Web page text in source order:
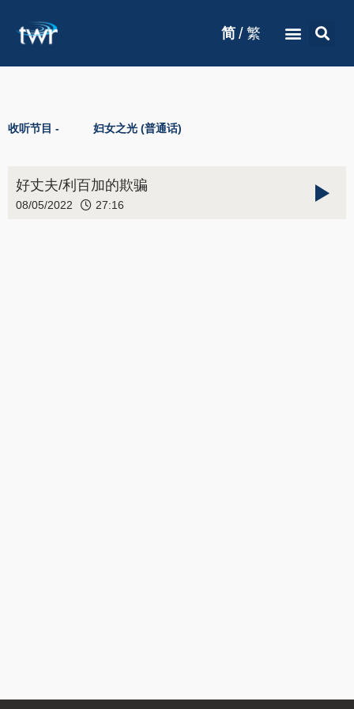
简 / 繁
收听节目 - 妇女之光 (普通话)
好丈夫/利百加的欺骗
08/05/2022 27:16